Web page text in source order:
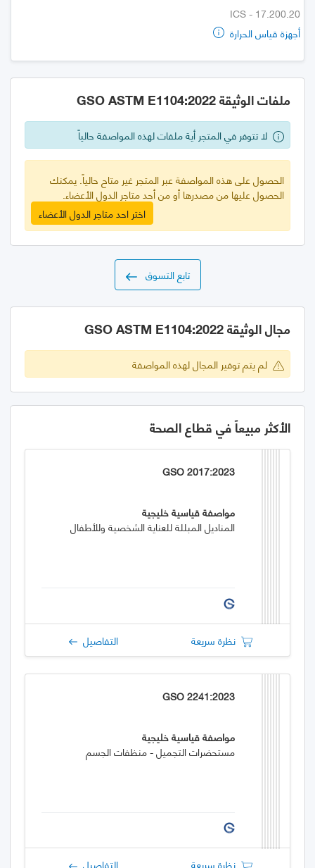
ICS - 17.200.20
أجهزة قياس الحرارة
ملفات الوثيقة GSO ASTM E1104:2022
لا تتوفر في المتجر أية ملفات لهذه المواصفة حالياً
الحصول على هذه المواصفة عبر المتجر غير متاح حالياً. يمكنك
الحصول عليها من مصدرها أو من أحد متاجر الدول الأعضاء.
اختر احد متاجر الدول الأعضاء
تابع التسوق
مجال الوثيقة GSO ASTM E1104:2022
لم يتم توفير المجال لهذه المواصفة
الأكثر مبيعاً في قطاع الصحة
GSO 2017:2023
مواصفة قياسية خليجية
المناديل المبللة للعناية الشخصية وللأطفال
نظرة سريعة التفاصيل
GSO 2241:2023
مواصفة قياسية خليجية
مستحضرات التجميل - منظفات الجسم
نظرة سريعة التفاصيل